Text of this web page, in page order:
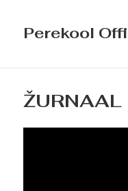
Perekool